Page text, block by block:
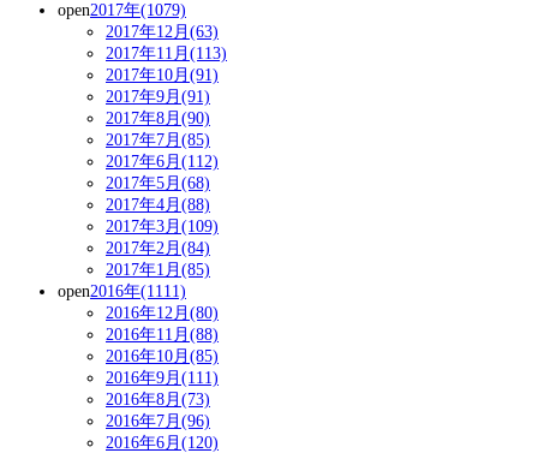
open2017年(1079)
2017年12月(63)
2017年11月(113)
2017年10月(91)
2017年9月(91)
2017年8月(90)
2017年7月(85)
2017年6月(112)
2017年5月(68)
2017年4月(88)
2017年3月(109)
2017年2月(84)
2017年1月(85)
open2016年(1111)
2016年12月(80)
2016年11月(88)
2016年10月(85)
2016年9月(111)
2016年8月(73)
2016年7月(96)
2016年6月(120)